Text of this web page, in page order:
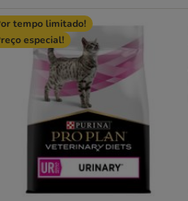
tempo limitado!
especial!